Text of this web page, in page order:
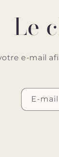
Le
e-mail
E-mail